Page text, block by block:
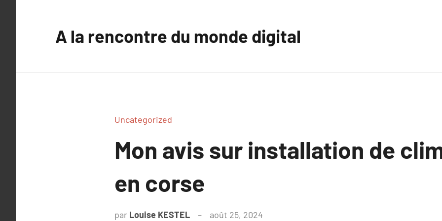
A la rencontre du monde digital
Uncategorized
Mon avis sur installation de
en corse
par Louise KESTEL août 25, 2024